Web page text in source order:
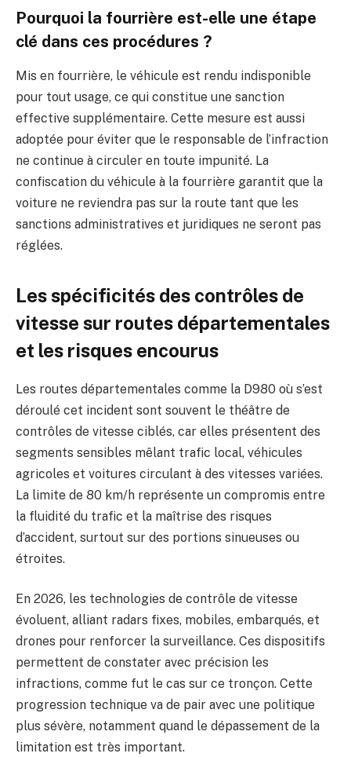
Pourquoi la fourrière est-elle une étape
clé dans ces procédures ?
Mis en fourrière, le véhicule est rendu indisponible
pour tout usage, ce qui constitue une sanction
effective supplémentaire. Cette mesure est aussi
adoptée pour éviter que le responsable de l’infraction
ne continue à circuler en toute impunité. La
confiscation du véhicule à la fourrière garantit que la
voiture ne reviendra pas sur la route tant que les
sanctions administratives et juridiques ne seront pas
réglées.
Les spécificités des contrôles de
vitesse sur routes départementales
et les risques encourus
Les routes départementales comme la D980 où s’est
déroulé cet incident sont souvent le théâtre de
contrôles de vitesse ciblés, car elles présentent des
segments sensibles mêlant trafic local, véhicules
agricoles et voitures circulant à des vitesses variées.
La limite de 80 km/h représente un compromis entre
la fluidité du trafic et la maîtrise des risques
d’accident, surtout sur des portions sinueuses ou
étroites.
En 2026, les technologies de contrôle de vitesse
évoluent, alliant radars fixes, mobiles, embarqués, et
drones pour renforcer la surveillance. Ces dispositifs
permettent de constater avec précision les
infractions, comme fut le cas sur ce tronçon. Cette
progression technique va de pair avec une politique
plus sévère, notamment quand le dépassement de la
limitation est très important.